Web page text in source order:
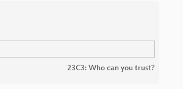
23C3: Who can you trust?